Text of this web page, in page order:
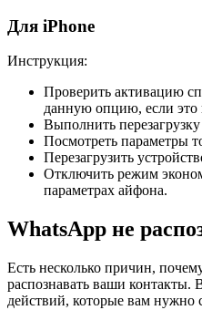
Для iPhone
Инструкция:
Проверить активацию
данную опцию, если это
Выполнить перезагрузку
Посмотреть параметры
Перезагрузить
Отключить режим
параметрах айфона.
WhatsApp не
Есть несколько причин,
распознавать ваши контакты.
действий, которые вам нужно